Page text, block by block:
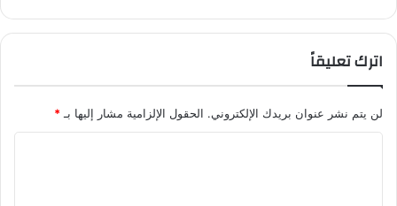
اترك تعليقاً
لن يتم نشر عنوان بريدك الإلكتروني. الحقول الإلزامية مشار إليها بـ *